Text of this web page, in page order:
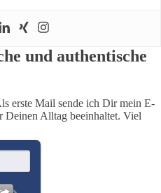
und authentische
erste Mail sende ich Dir mein E-
Alltag beeinhaltet. Viel